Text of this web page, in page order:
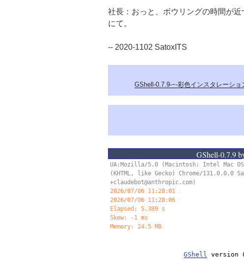
社長：おっと、ボウリングの時間が
にて。
-- 2020-1102 SatoxITS
GShell-0.7.9-−-彩色インスタレーショ
GShell-0.7.9
UA:Mozilla/5.0 (Macintosh; Intel Mac OS
(KHTML, like Gecko) Chrome/131.0.0.0
+claudebot@anthropic.com)
2026/07/06 11:28:01
2026/07/06 11:28:07
Elapsed: 6.399 s
Skew: 10 ms
Memory: 24.5 MB
GShell version